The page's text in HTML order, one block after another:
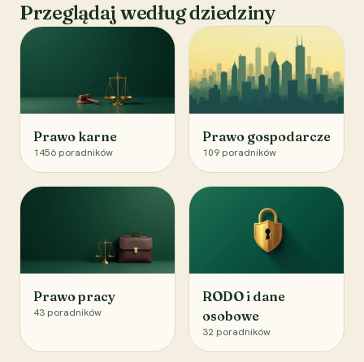
Przeglądaj według dziedziny
Prawo karne
1456 poradników
Prawo gospodarcze
109 poradników
Prawo pracy
43 poradników
RODO i dane
osobowe
32 poradników